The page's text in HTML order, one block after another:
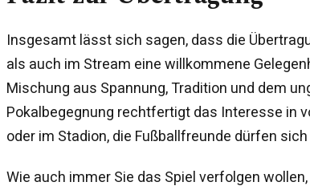
Insgesamt lässt sich sagen, dass die
als auch im Stream eine willkommene
Mischung aus Spannung, Tradition und dem
Pokalbegegnung rechtfertigt das Interesse in
oder im Stadion, die Fußballfreunde dürfen
Wie auch immer Sie das Spiel verfolgen